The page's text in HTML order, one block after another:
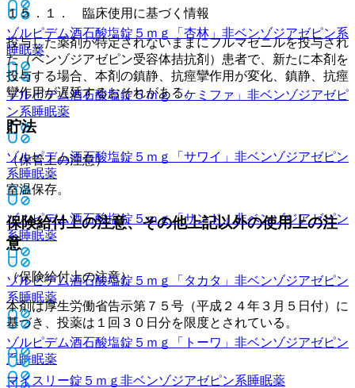
ゾルピデム酒石酸塩錠５ｍｇ「杏林」 非ベンゾジアゼピン系
睡眠薬
ゾルピデム酒石酸塩錠５ｍｇ「ケミファ」 非ベンゾジアゼピ
ン系睡眠薬
ゾルピデム酒石酸塩錠５ｍｇ「サワイ」 非ベンゾジアゼピン
系睡眠薬
ゾルピデム酒石酸塩錠５ｍｇ「サンド」非ベンゾジアゼピン
系睡眠薬
ゾルピデム酒石酸塩錠５ｍｇ「タカタ」 非ベンゾジアゼピン
系睡眠薬
ゾルピデム酒石酸塩錠５ｍｇ「トーワ」 非ベンゾジアゼピン
系睡眠薬
１５．１． 臨床使用に基づく情報
投与した薬剤が特定されないままにフルマゼニルを投与され
た（ベンゾジアゼピン受容体拮抗剤）患者で、新たに本剤を
投与する場合、本剤の鎮静、抗痙攣作用が変化、鎮静、抗痙
攣作用が遅延するおそれがある。
貯法
（保管上の注意）
室温保存。
保険給付上の注意、その他上記以外の使用上の注
意
（保険給付上の注意）
本剤は厚生労働省告示第７５号（平成２４年３月５日付）に
基づき、投薬は１回３０日分を限度とされている。
マイスリー錠５ｍｇ 非ベンゾジアゼピン系睡眠薬